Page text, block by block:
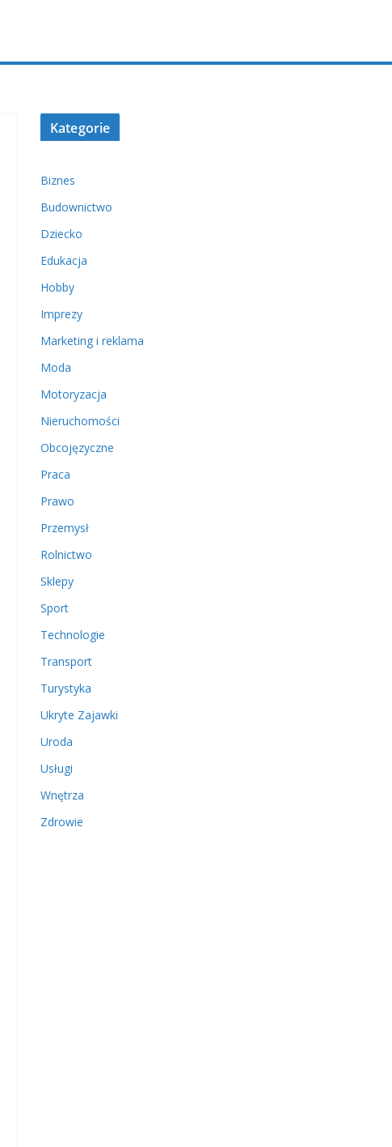
Kategorie
Biznes
Budownictwo
Dziecko
Edukacja
Hobby
Imprezy
Marketing i reklama
Moda
Motoryzacja
Nieruchomości
Obcojęzyczne
Praca
Prawo
Przemysł
Rolnictwo
Sklepy
Sport
Technologie
Transport
Turystyka
Ukryte Zajawki
Uroda
Usługi
Wnętrza
Zdrowie